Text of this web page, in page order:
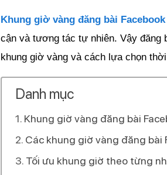
Khung giờ vàng đăng bài Facebook
cận và tương tác tự nhiên. Vậy đăng
khung giờ vàng và cách lựa chọn
Danh mục
Khung giờ vàng đăng bài
Các khung giờ vàng đăng bài
Tối ưu khung giờ theo từng